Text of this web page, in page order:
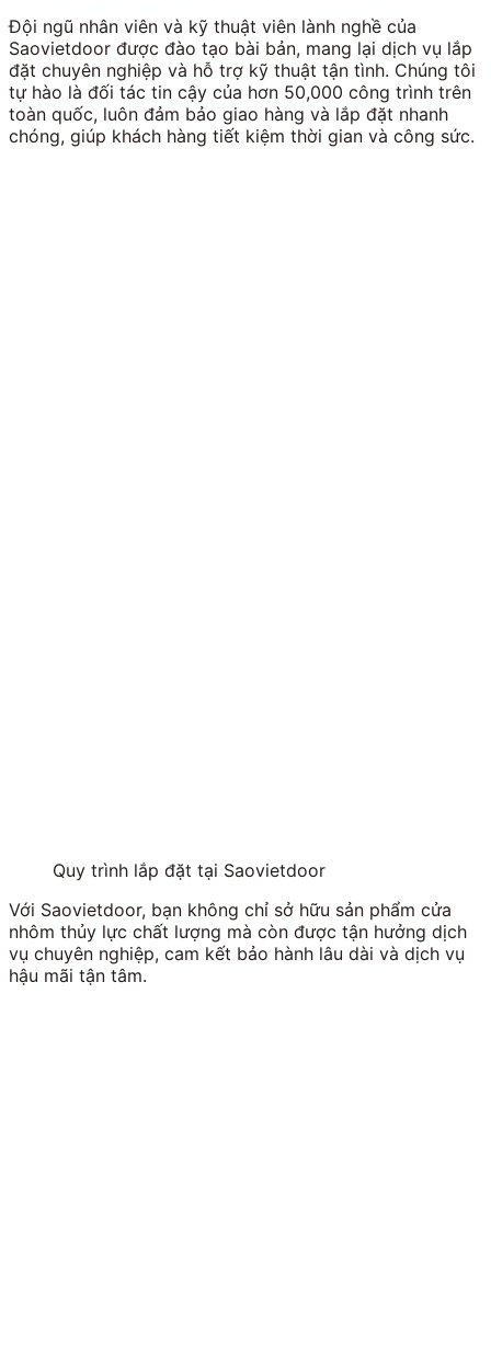
Đội ngũ nhân viên và kỹ thuật viên lành nghề của
Saovietdoor được đào tạo bài bản, mang lại dịch vụ lắp
đặt chuyên nghiệp và hỗ trợ kỹ thuật tận tình. Chúng tôi
tự hào là đối tác tin cậy của hơn 50,000 công trình trên
toàn quốc, luôn đảm bảo giao hàng và lắp đặt nhanh
chóng, giúp khách hàng tiết kiệm thời gian và công sức.
Quy trình lắp đặt tại Saovietdoor
Với Saovietdoor, bạn không chỉ sở hữu sản phẩm cửa
nhôm thủy lực chất lượng mà còn được tận hưởng dịch
vụ chuyên nghiệp, cam kết bảo hành lâu dài và dịch vụ
hậu mãi tận tâm.